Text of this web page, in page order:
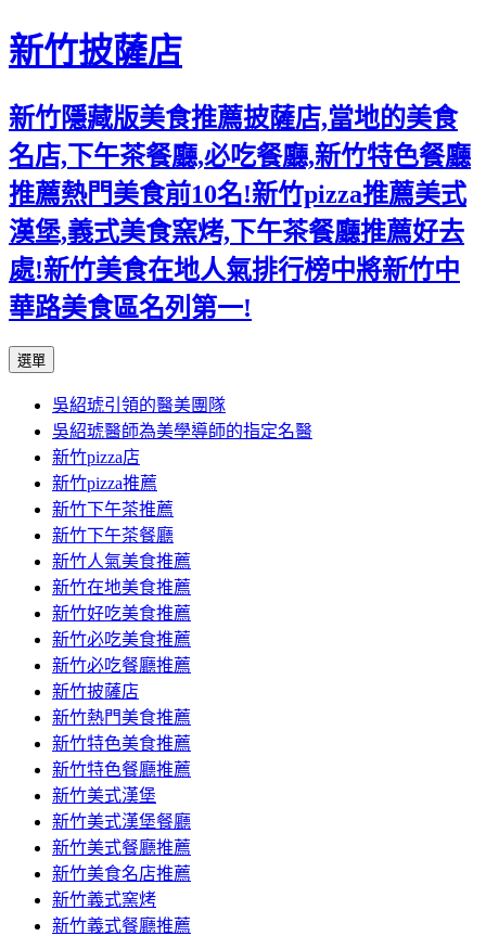
新竹披薩店
新竹隱藏版美食推薦披薩店,當地的美食
名店,下午茶餐廳,必吃餐廳,新竹特色餐廳
推薦熱門美食前10名!新竹pizza推薦美式
漢堡,義式美食窯烤,下午茶餐廳推薦好去
處!新竹美食在地人氣排行榜中將新竹中
華路美食區名列第一!
選單
主
要
內
容
吳紹琥引領的醫美團隊
吳紹琥醫師為美學導師的指定名醫
新竹pizza店
新竹pizza推薦
新竹下午茶推薦
新竹下午茶餐廳
新竹人氣美食推薦
新竹在地美食推薦
新竹好吃美食推薦
新竹必吃美食推薦
新竹必吃餐廳推薦
新竹披薩店
新竹熱門美食推薦
新竹特色美食推薦
新竹特色餐廳推薦
新竹美式漢堡
新竹美式漢堡餐廳
新竹美式餐廳推薦
新竹美食名店推薦
新竹義式窯烤
新竹義式餐廳推薦